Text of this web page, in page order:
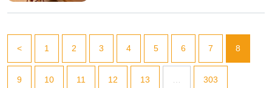
< 1 2 3 4 5 6 7 8
9 10 11 12 13 … 303